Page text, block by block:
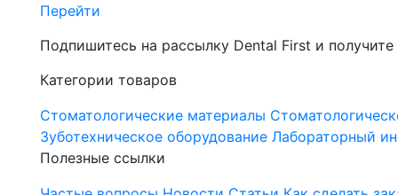
Перейти
Подпишитесь на рассылку Dental First и
Категории товаров
Стоматологические материалы
Зуботехническое оборудование Лабораторный
Полезные ссылки